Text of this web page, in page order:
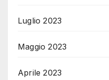
Luglio 2023
Maggio 2023
Aprile 2023